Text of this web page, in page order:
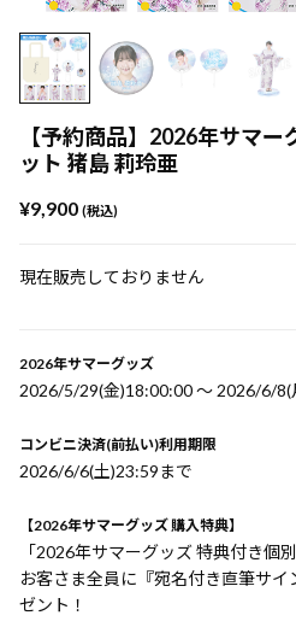
【予約商品】2026年サマ
ット 猪島 莉玲亜
¥9,900 (税込)
現在販売しておりません
2026年サマーグッズ
2026/5/29(金)18:00:00 〜 2026/6/8(
コンビニ決済(前払い)利用期限
2026/6/6(土)23:59まで
【2026年サマーグッズ 購入特典】
「2026年サマーグッズ 特典付き個
お客さま全員に『宛名付き直筆サ
ゼント！